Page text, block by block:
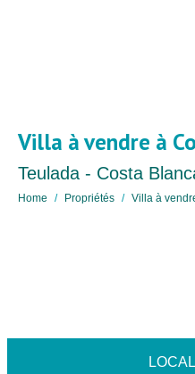
Villa à vendre à
Teulada - Costa
Home Propriétés Villa à